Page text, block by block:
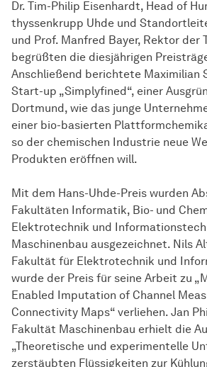
Dr. Tim-Philip Eisenhardt, Head of
thyssenkrupp Uhde und
und Prof. Manfred Bayer, Rektor der
begrüßten die diesjährigen
Anschließend berichtete Maximilian
Start-up „Simplyfined“, einer
Dortmund, wie das junge
einer bio-basierten
so der chemischen Industrie neue
Produkten eröffnen will.
Mit dem Hans-Uhde-Preis wurden
Fakultäten Informatik, Bio- und
Elektrotechnik und
Maschinenbau ausgezeichnet. Nils
Fakultät für Elektrotechnik und
wurde der Preis für seine Arbeit zu
Enabled Imputation of Channel
Connectivity Maps“ verliehen. Jan
Fakultät Maschinenbau erhielt die
„Theoretische und experimentelle
zerstäubten Flüssigkeiten zur